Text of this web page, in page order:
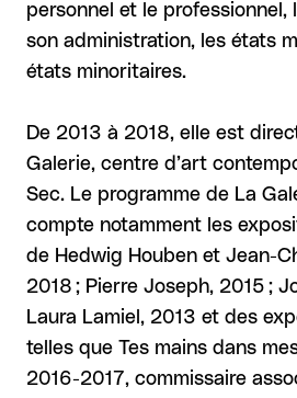
personnel et le professionnel,
son administration, les états
états minoritaires.
De 2013 à 2018, elle est
Galerie, centre d’art
Sec. Le programme de La
compte notamment les
de Hedwig Houben et Jean-
2018 ; Pierre Joseph, 2015 ;
Laura Lamiel, 2013 et des
telles que Tes mains dans
2016-2017, commissaire